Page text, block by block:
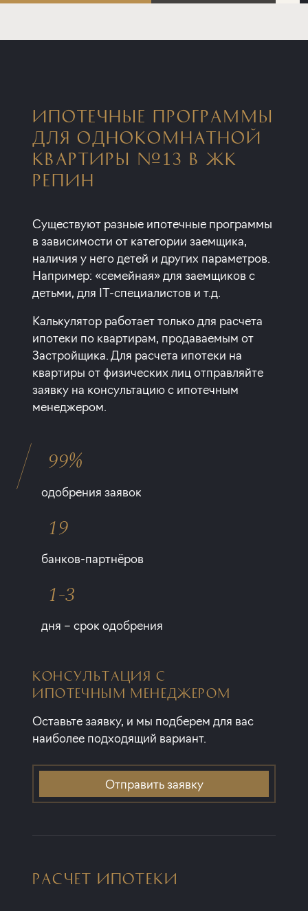
ИПОТЕЧНЫЕ ПРОГРАММЫ
ДЛЯ ОДНОКОМНАТНОЙ
КВАРТИРЫ №13 В ЖК
РЕПИН
Существуют разные ипотечные программы
в зависимости от категории заемщика,
наличия у него детей и других параметров.
Например: «семейная» для заемщиков с
детьми, для IT-специалистов и т.д.
Калькулятор работает только для расчета
ипотеки по квартирам, продаваемым от
Застройщика. Для расчета ипотеки на
квартиры от физических лиц отправляйте
заявку на консультацию с ипотечным
менеджером.
99%
одобрения заявок
19
банков-партнёров
1-3
дня – срок одобрения
КОНСУЛЬТАЦИЯ С
ИПОТЕЧНЫМ МЕНЕДЖЕРОМ
Оставьте заявку, и мы подберем для вас
наиболее подходящий вариант.
Отправить заявку
РАСЧЕТ ИПОТЕКИ